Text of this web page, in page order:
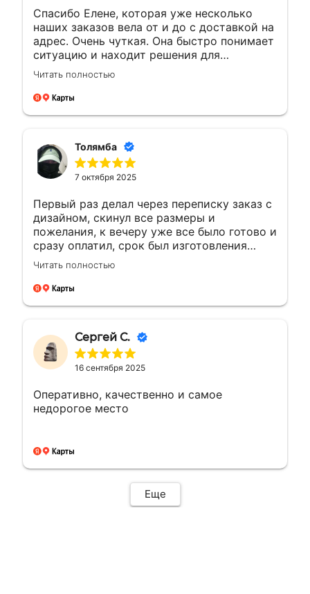
Спасибо Елене, которая уже несколько
наших заказов вела от и до с доставкой на
адрес. Очень чуткая. Она быстро понимает
ситуацию и находит решения для
возникающих вопросов.Это заслуживает
уважения. Будущие компании с такими
сотрудниками всегда на высоте будут
Читать полностью
Толямба
7 октября 2025
Первый раз делал через переписку заказ с
дизайном, скинул все размеры и
пожелания, к вечеру уже все было готово и
сразу оплатил, срок был изготовления
большею...а сделали раньше на день, сразу
доехал и забрал, и отказалось что
самовывоз очень рядом с домом, был
обращаться ещё ! 🤝👍🏼🙌🏼
Читать полностью
Сергей С.
16 сентября 2025
Оперативно, качественно и самое
недорогое место
Еще